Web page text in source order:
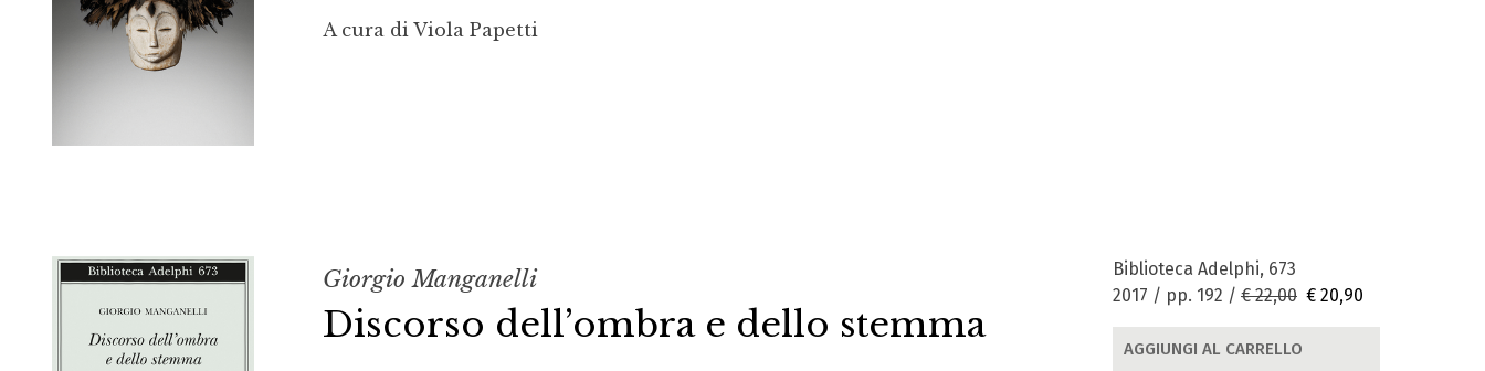
A cura di Viola Papetti
Giorgio Manganelli
Discorso dell’ombra e dello stemma
Biblioteca Adelphi, 673
2017 / pp. 192 / € 22,00 € 20,90
AGGIUNGI AL CARRELLO